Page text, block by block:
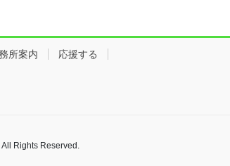
所案内 応援する
Rights Reserved.